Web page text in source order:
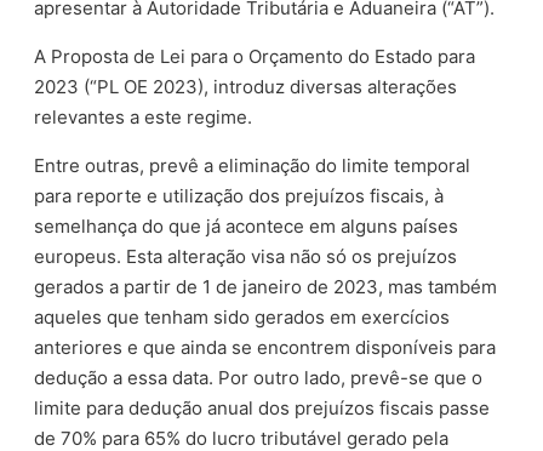
apresentar à Autoridade Tributária e Aduaneira (“AT”).
A Proposta de Lei para o Orçamento do Estado para
2023 (“PL OE 2023), introduz diversas alterações
relevantes a este regime.
Entre outras, prevê a eliminação do limite temporal
para reporte e utilização dos prejuízos fiscais, à
semelhança do que já acontece em alguns países
europeus. Esta alteração visa não só os prejuízos
gerados a partir de 1 de janeiro de 2023, mas também
aqueles que tenham sido gerados em exercícios
anteriores e que ainda se encontrem disponíveis para
dedução a essa data. Por outro lado, prevê-se que o
limite para dedução anual dos prejuízos fiscais passe
de 70% para 65% do lucro tributável gerado pela